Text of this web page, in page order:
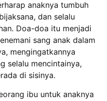
anaknya tumbuh
dan selalu
Doa-doa itu menjadi
sang anak dalam
mengingatkannya
selalu mencintainya,
di sisinya.
ibu untuk anaknya